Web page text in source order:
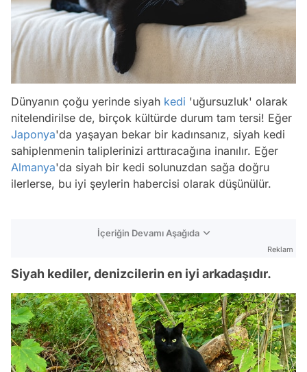
Dünyanın çoğu yerinde siyah kedi 'uğursuzluk' olarak
nitelendirilse de, birçok kültürde durum tam tersi! Eğer
Japonya'da yaşayan bekar bir kadınsanız, siyah kedi
sahiplenmenin taliplerinizi arttıracağına inanılır. Eğer
Almanya'da siyah bir kedi solunuzdan sağa doğru
ilerlerse, bu iyi şeylerin habercisi olarak düşünülür.
İçeriğin Devamı Aşağıda
Reklam
Siyah kediler, denizcilerin en iyi arkadaşıdır.